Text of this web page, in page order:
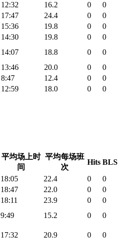
12:32 16.2 0
0
17:47 24.4 0
0
15:36 19.8 0
0
14:30 19.8 0
0
14:07 18.8 0
0
13:46 20.0 0
0
8:47 12.4 0
0
12:59 18.0 0
0
平均场上时
间
平均每场班
次
Hits BLS
18:05 22.4 0
0
18:47 22.0 0
0
18:11 23.9 0
0
9:49 15.2 0
0
17:32 20.9 0
0